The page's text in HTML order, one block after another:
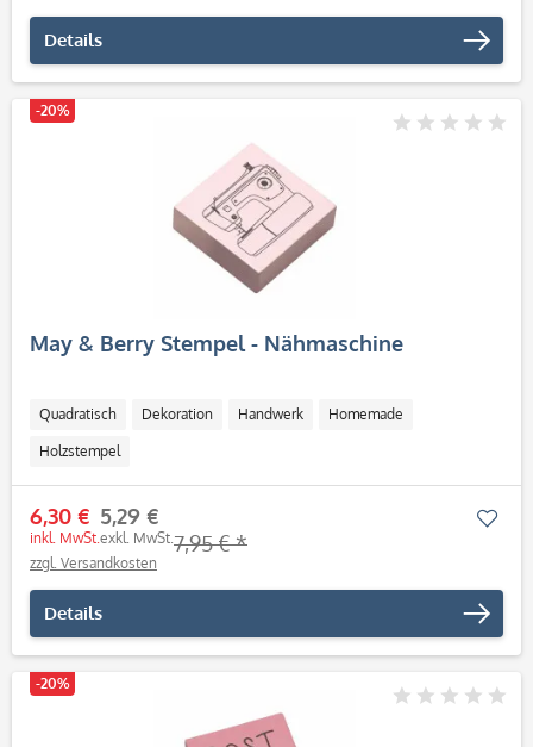
Details
-20%
May & Berry Stempel - Nähmaschine
Quadratisch Dekoration Handwerk Homemade
Holzstempel
6,30 €
inkl. MwSt.
5,29 €
exkl. MwSt.7,95 € *
zzgl. Versandkosten
Details
-20%